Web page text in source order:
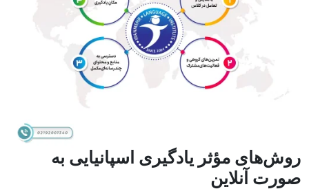
روش‌های مؤثر یادگیری اسپانیایی به
صورت آنلاین